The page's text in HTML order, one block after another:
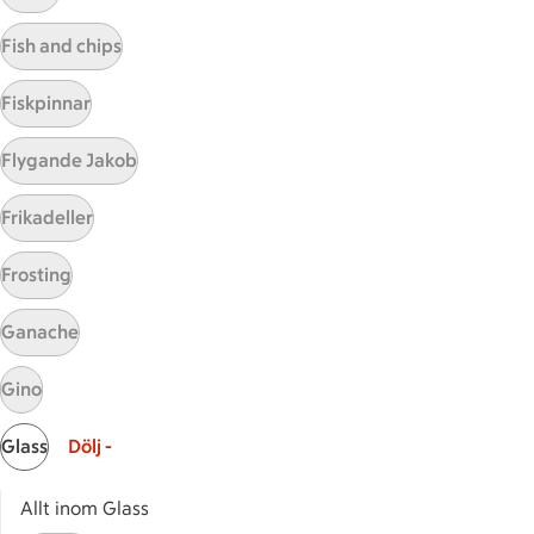
Sidfot
Start
Få snabbt svar
Prenumerera
Fish and chips
Fiskpinnar
Flygande Jakob
Frikadeller
Frosting
Ganache
Gino
Glass Dölj -
Allt inom Glass